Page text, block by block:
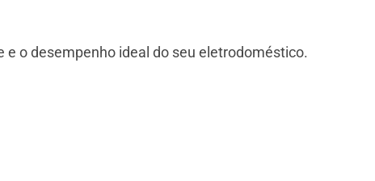
e o desempenho ideal do seu eletrodoméstico.